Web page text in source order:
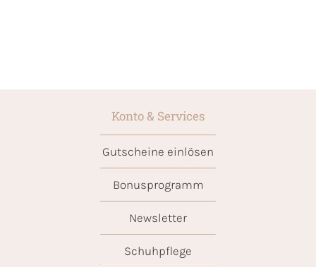
Konto & Services
Gutscheine einlösen
Bonusprogramm
Newsletter
Schuhpflege